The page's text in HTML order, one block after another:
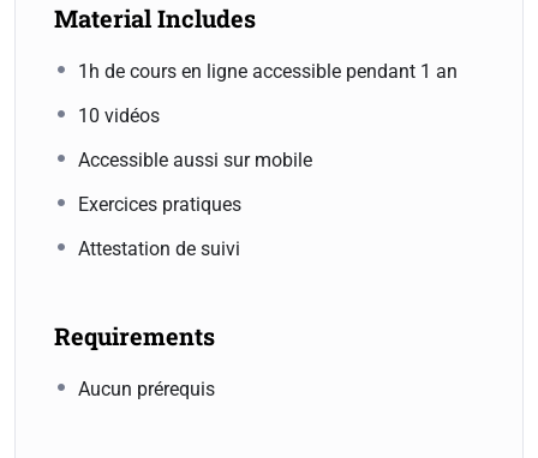
Material Includes
1h de cours en ligne accessible pendant 1 an
10 vidéos
Accessible aussi sur mobile
Exercices pratiques
Attestation de suivi
Requirements
Aucun prérequis